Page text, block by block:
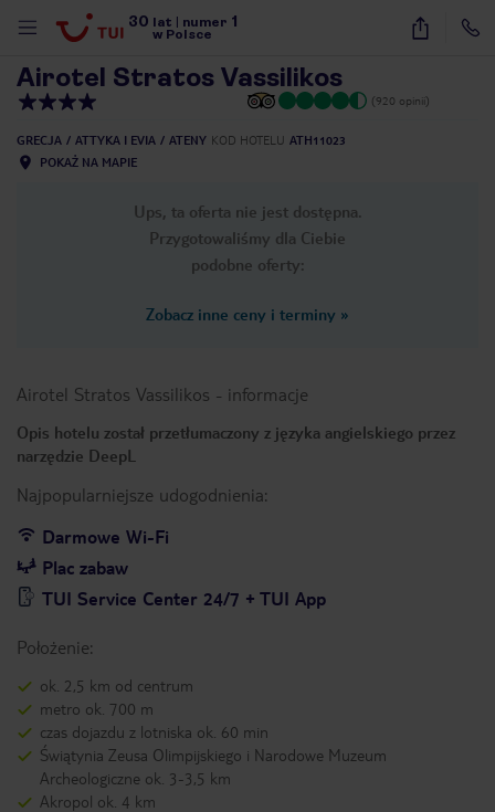
30 lat numer 1
w Polsce
41
Airotel Stratos Vassilikos
(920 opinii)
GRECJA ATTYKA I EVIA ATENY KOD HOTELU ATH11023
POKAŻ NA MAPIE
Ups, ta oferta nie jest dostępna.
Przygotowaliśmy dla Ciebie
podobne oferty:
Zobacz inne ceny i terminy »
Airotel Stratos Vassilikos - informacje
Opis hotelu został przetłumaczony z języka angielskiego przez
narzędzie DeepL
Najpopularniejsze udogodnienia:
Darmowe Wi-Fi
Plac zabaw
TUI Service Center 24/7 + TUI App
Położenie:
ok. 2,5 km od centrum
metro ok. 700 m
czas dojazdu z lotniska ok. 60 min
Świątynia Zeusa Olimpijskiego i Narodowe Muzeum
Archeologiczne ok. 3-3,5 km
Akropol ok. 4 km